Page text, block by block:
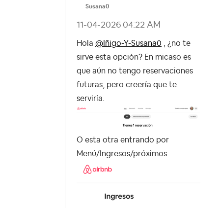
Susana0
‎11-04-2026 04:22 AM
Hola @Iñigo-Y-Susana0 , ¿no te
sirve esta opción? En micaso es
que aún no tengo reservaciones
futuras, pero creería que te
serviría.
O esta otra entrando por
Menú/Ingresos/próximos.